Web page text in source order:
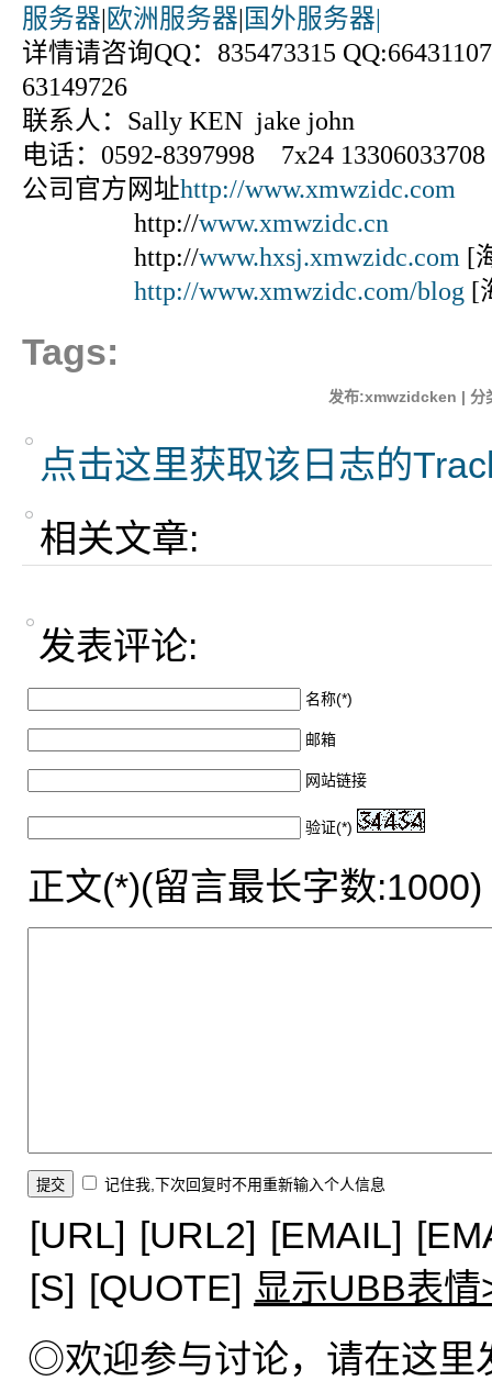
服务器|欧洲服务器|国外服务器|
详情请咨询QQ：835473315
63149726
联系人：Sally KEN jake john
电话：0592-8397998 7x24 13306033708
公司官方网址http://www.xmwzidc.com
http://www.xmwzidc.cn
http://www.hxsj.xmwzidc.com [
http://www.xmwzidc.com/blog [
Tags:
发布:xmwzidcken | 分
点击这里获取该日志的
相关文章:
发表评论:
名称(*)
邮箱
网站链接
验证(*)
正文(*)(留言最长字数:1000)
记住我,下次回复时不用重新输入个人信息
[URL] [URL2] [EMAIL]
[S] [QUOTE] 显示UBB表情
◎欢迎参与讨论，请在这里